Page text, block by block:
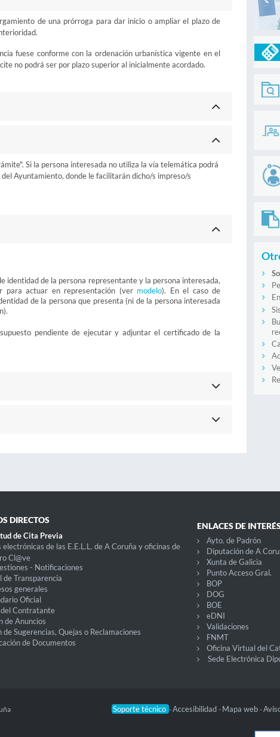
de una prórroga para dar inicio o ampliar el plazo de
fuese conforme con la ordenación urbanística vigente en el
no podrá ser por plazo superior al inicialmente acordado.
Si la persona interesada no utiliza la vía telemática podrá
Ayuntamiento, donde le facilitarán dicho/s impreso/s
identidad de la persona representante y la persona interesada,
para actuar en representación (ver modelo). En el caso de
de la persona que presenta (ni de la persona interesada
pendiente de ejecutar y adjuntar el certificado de la
DIRECTOS
de Cita Previa
electrónicas de las E.E.L.L. de A Coruña y oficinas de
Cl@ve
- Notificaciones
de Transparencia
generales
Oficial
Contratante
de Anuncios
de Sugerencias, Quejas o Reclamaciones
de Documentos
ENLACES DE
Ayto. de Padrón
Diputación de A
Xunta de Galicia
Punto Acceso Gral.
BOP
DOG
BOE
eDNI
Validaciones
FNMT
Oficina Virtual del
Sede Electrónica
Soporte técnico -Accesibilidad - Mapa web -